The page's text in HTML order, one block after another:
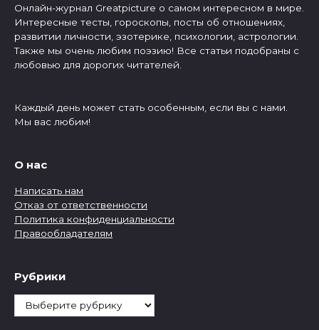
Онлайн-журнал Greatpicture о самом интересном в мире.
Интересные тесты, гороскопы, посты об отношениях,
развитии личности, эзотерике, психологии, астрологии.
Также мы очень любим поэзию! Все статьи подобраны с
любовью для дорогих читателей.
Каждый день может стать особенным, если вы с нами.
Мы вас любим!
О нас
Написать нам
Отказ от ответственности
Политика конфиденциальности
Правообладателям
Рубрики
Рубрики